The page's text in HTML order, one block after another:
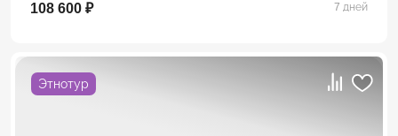
108 600 ₽ 7 дней
Этнотур